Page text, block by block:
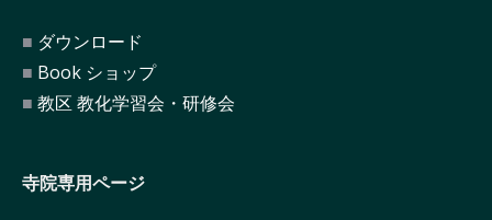
ダウンロード
Book ショップ
教区 教化学習会・研修会
寺院専用ページ